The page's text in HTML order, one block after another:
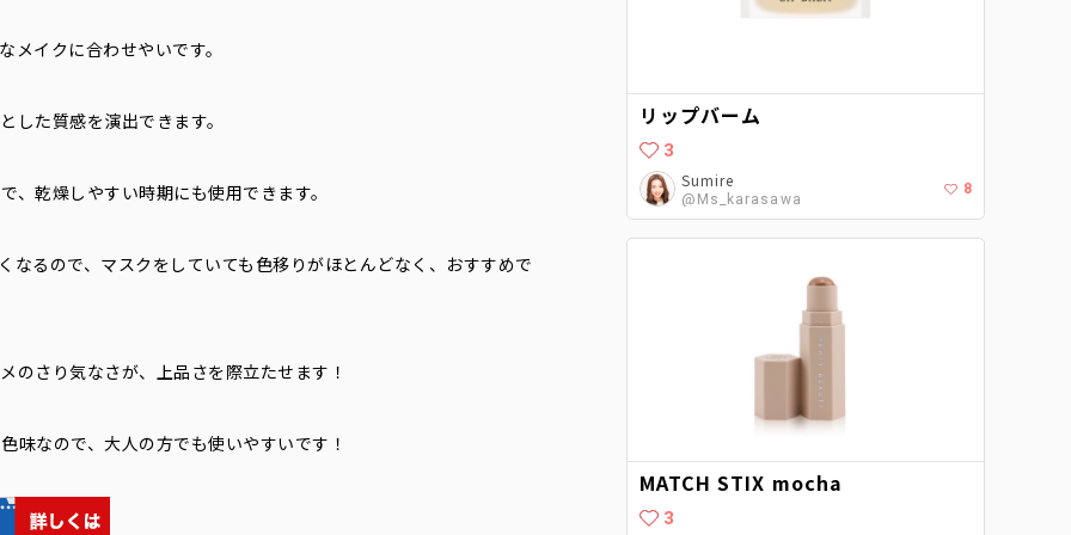
イクに合わせやいです。
した質感を演出できます。
乾燥しやすい時期にも使用できます。
るので、マスクをしていても色移りがほとんどなく、おすすめで
のさり気なさが、上品さを際立たせます！
味なので、大人の方でも使いやすいです！
リップバーム
3
Sumire
@Ms_karasawa
8
MATCH STIX mocha
3